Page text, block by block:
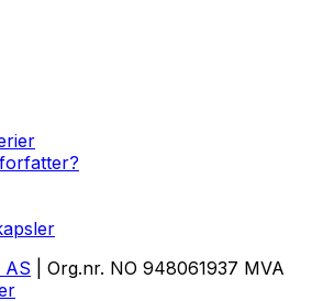
AS | Org.nr. NO 948061937 MVA